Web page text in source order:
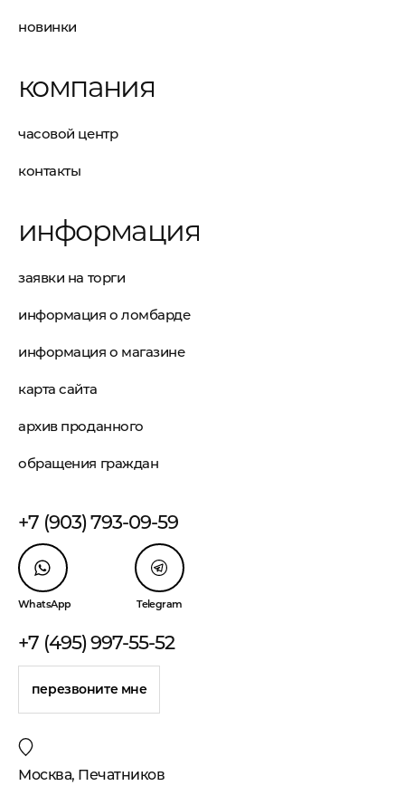
новинки
компания
часовой центр
контакты
информация
заявки на торги
информация о ломбарде
информация о магазине
карта сайта
архив проданного
обращения граждан
+7 (903) 793-09-59
WhatsApp Telegram
+7 (495) 997-55-52
перезвоните мне
Москва, Печатников